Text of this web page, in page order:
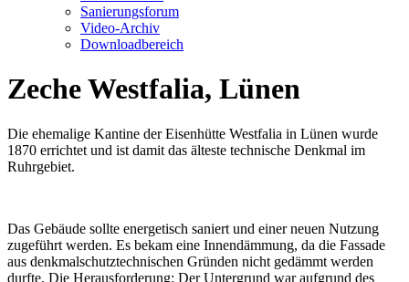
Sanierungsforum
Video-Archiv
Downloadbereich
Zeche Westfalia, Lünen
Die ehemalige Kantine der Eisenhütte Westfalia in Lünen wurde
1870 errichtet und ist damit das älteste technische Denkmal im
Ruhrgebiet.
Das Gebäude sollte energetisch saniert und einer neuen Nutzung
zugeführt werden. Es bekam eine Innendämmung, da die Fassade
aus denkmalschutztechnischen Gründen nicht gedämmt werden
durfte. Die Herausforderung: Der Untergrund war aufgrund des